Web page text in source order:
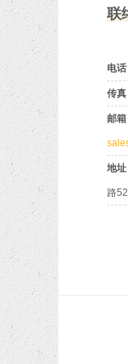
联
电话
传真
邮箱
地址
路